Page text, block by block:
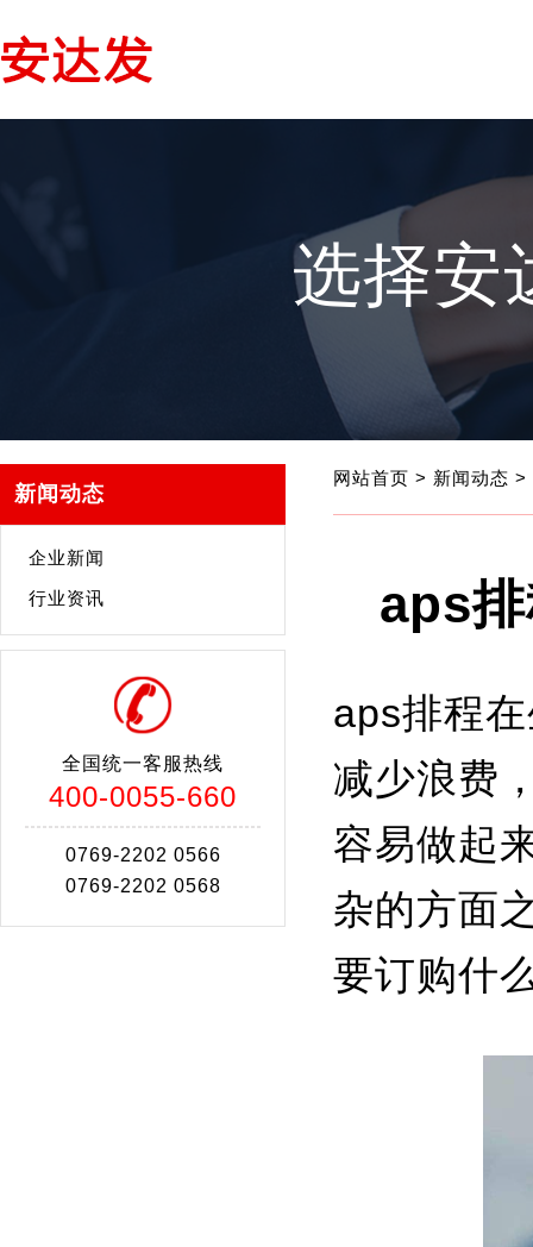
选择安
新闻动态
企业新闻
行业资讯
全国统一客服热线
400-0055-660
0769-2202 0566
0769-2202 0568
网站首页 > 新闻动态 >
aps
aps排程
减少浪费
容易做起
杂的方面
要订购什